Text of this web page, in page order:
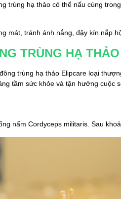
trùng hạ thảo có thể nấu cùng
mát, tránh ánh nắng, đậy kín nắp
TRÙNG HẠ
trùng hạ thảo Elipcare loại
tầm sức khỏe và tận hưởng cuộc
nấm Cordyceps militaris. Sau